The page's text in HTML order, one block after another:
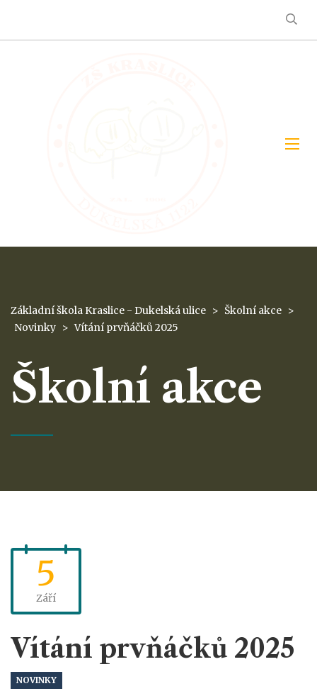
Základní škola Kraslice - Dukelská ulice > Školní akce >
Novinky > Vítání prvňáčků 2025
Školní akce
5
Září
Vítání prvňáčků 2025
NOVINKY